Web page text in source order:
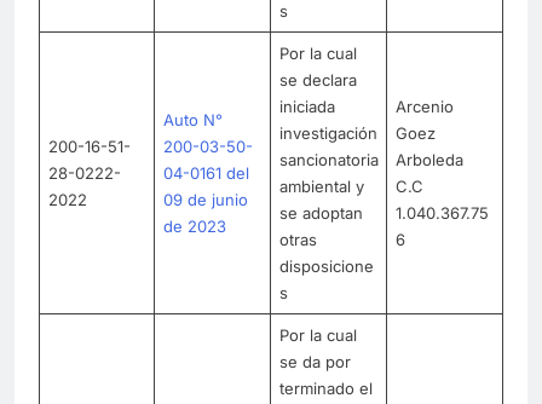
s
200-16-51-
28-0222-
2022
Auto N°
200-03-50-
04-0161 del
09 de junio
de 2023
Por la cual
se declara
iniciada
investigación
sancionatoria
ambiental y
se adoptan
otras
disposicione
s
Arcenio
Goez
Arboleda
C.C
1.040.367.75
6
Por la cual
se da por
terminado el